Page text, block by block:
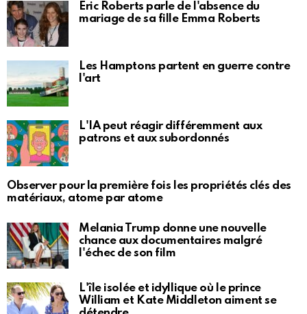
Eric Roberts parle de l'absence du
mariage de sa fille Emma Roberts
Les Hamptons partent en guerre contre
l'art
L'IA peut réagir différemment aux
patrons et aux subordonnés
Observer pour la première fois les propriétés clés des
matériaux, atome par atome
Melania Trump donne une nouvelle
chance aux documentaires malgré
l'échec de son film
L'île isolée et idyllique où le prince
William et Kate Middleton aiment se